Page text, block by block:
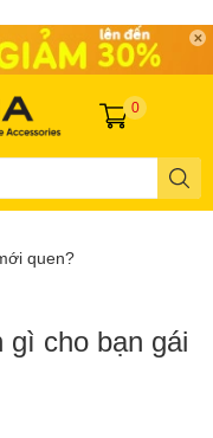
0
quen?
gì cho bạn gái